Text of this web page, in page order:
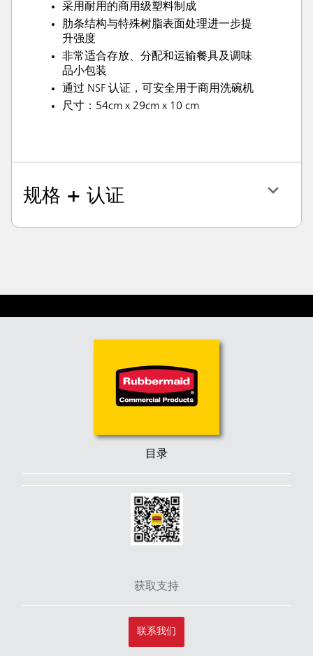
采用耐用的商用级塑料制成
肋条结构与特殊树脂表面处理进一步提
升强度
非常适合存放、分配和运输餐具及调味
品小包装
通过 NSF 认证，可安全用于商用洗碗机
尺寸：54cm x 29cm x 10 cm
规格 + 认证
目录
获取支持
联系我们